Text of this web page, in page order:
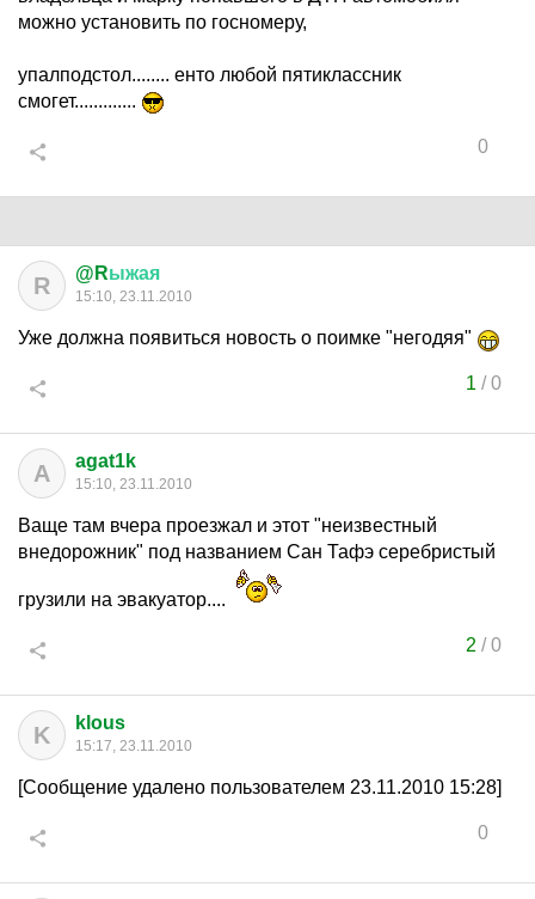
можно установить по госномеру,
упалподстол........ енто любой пятиклассник
смогет.............
0
R @Rыжая
15:10, 23.11.2010
Уже должна появиться новость о поимке "негодяя"
1 /0
A agat1k
15:10, 23.11.2010
Ваще там вчера проезжал и этот "неизвестный
внедорожник" под названием Сан Тафэ серебристый
грузили на эвакуатор....
2 /0
K klous
15:17, 23.11.2010
[Сообщение удалено пользователем 23.11.2010 15:28]
0